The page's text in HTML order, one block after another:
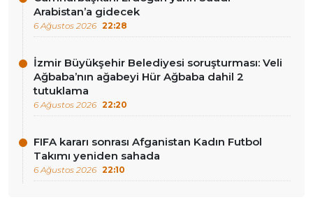
Arabistan’a gidecek
6 Ağustos 2026 22:28
İzmir Büyükşehir Belediyesi soruşturması: Veli
Ağbaba’nın ağabeyi Hür Ağbaba dahil 2
tutuklama
6 Ağustos 2026 22:20
FIFA kararı sonrası Afganistan Kadın Futbol
Takımı yeniden sahada
6 Ağustos 2026 22:10